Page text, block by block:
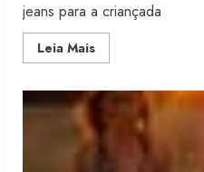
jeans para a criançada
Leia MaisRead
more
denim